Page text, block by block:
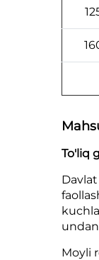
To'liq
Moyli